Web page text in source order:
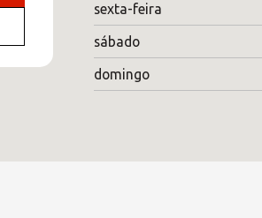
sexta-feira
sábado
domingo